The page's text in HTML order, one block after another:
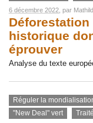
6 décembre 2022 , par
historique
éprouver
Analyse du texte
Réguler la
"New Deal" vert